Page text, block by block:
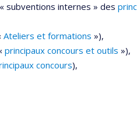
subventions internes » des
Ateliers et formations »),
principaux concours et outils »),
concours),